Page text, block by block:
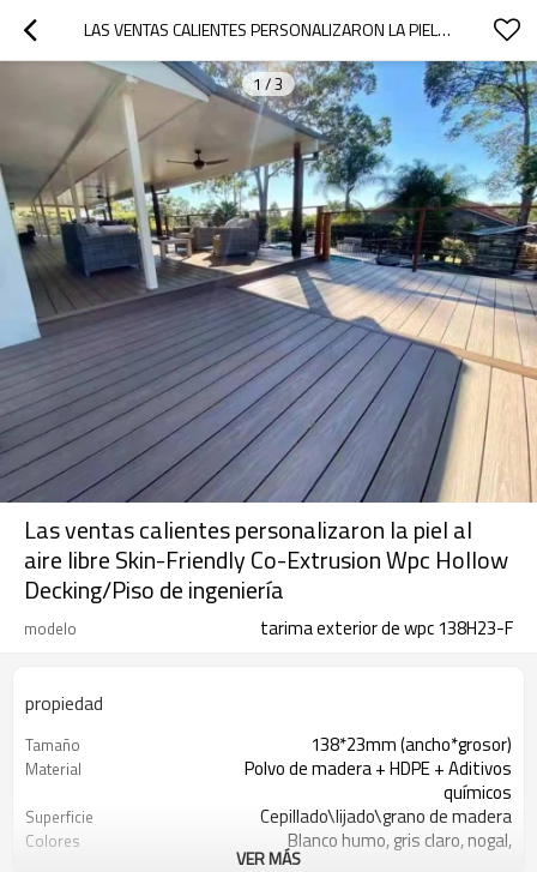
LAS VENTAS CALIENTES PERSONALIZARON LA PIEL AL AIRE LIBRE SKIN-FRIENDLY CO-EXTRUSION WPC HOLLOW DECKING/PISO DE INGENIERÍA
1/3
Las ventas calientes personalizaron la piel al
aire libre Skin-Friendly Co-Extrusion Wpc Hollow
Decking/Piso de ingeniería
modelo tarima exterior de wpc 138H23-F
propiedad
Tamaño 138*23mm (ancho*grosor)
Material
Polvo de madera + HDPE + Aditivos
químicos
Superficie Cepillado\lijado\grano de madera
Colores
Blanco humo, gris claro, nogal,
VER MÁS